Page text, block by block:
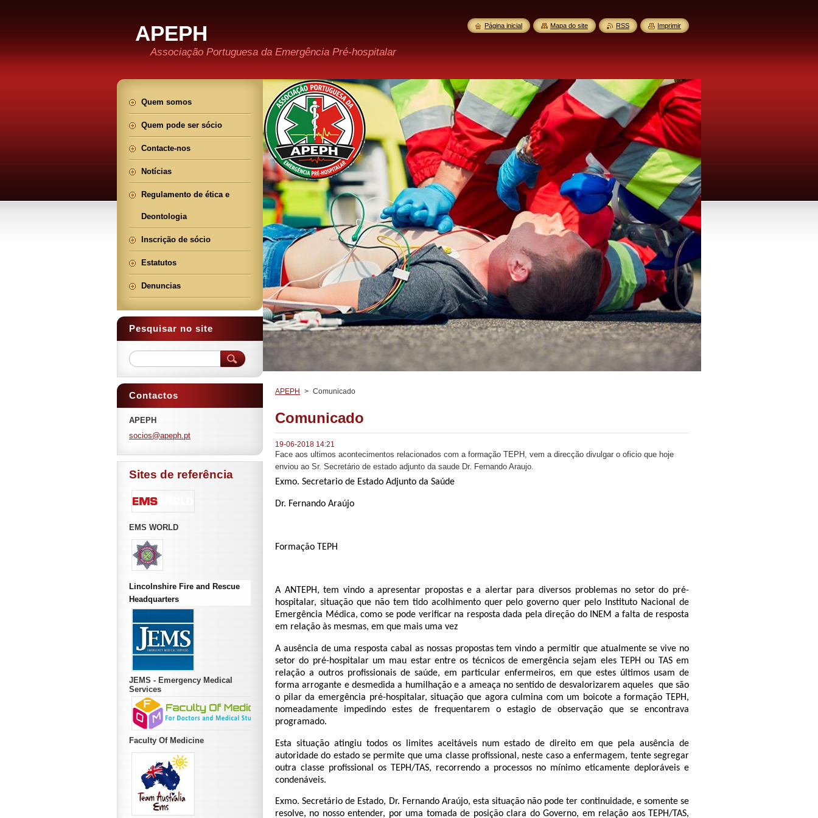
APEPH
Associação Portuguesa da Emergência Pré-hospitalar
APEPH > Comunicado
Comunicado
19-06-2018 14:21
Face aos ultimos acontecimentos relacionados com a formação TEPH, vem a direcção divulgar o oficio que hoje
enviou ao Sr. Secretário de estado adjunto da saude Dr. Fernando Araujo.
Exmo. Secretario de Estado Adjunto da Saúde
Dr. Fernando Araújo
Formação TEPH
A ANTEPH, tem vindo a apresentar propostas e a alertar para diversos problemas no setor do pré-
hospitalar, situação que não tem tido acolhimento quer pelo governo quer pelo Instituto Nacional de
Emergência Médica, como se pode verificar na resposta dada pela direção do INEM a falta de resposta
em relação às mesmas, em que mais uma vez
A ausência de uma resposta cabal as nossas propostas tem vindo a permitir que atualmente se vive no
setor do pré-hospitalar um mau estar entre os técnicos de emergência sejam eles TEPH ou TAS em
relação a outros profissionais de saúde, em particular enfermeiros, em que estes últimos usam de
forma arrogante e desmedida a humilhação e a ameaça no sentido de desvalorizarem aqueles que são
o pilar da emergência pré-hospitalar, situação que agora culmina com um boicote a formação TEPH,
nomeadamente impedindo estes de frequentarem o estagio de observação que se encontrava
programado.
Esta situação atingiu todos os limites aceitáveis num estado de direito em que pela ausência de
autoridade do estado se permite que uma classe profissional, neste caso a enfermagem, tente segregar
outra classe profissional os TEPH/TAS, recorrendo a processos no mínimo eticamente deploráveis e
condenáveis.
Exmo. Secretário de Estado, Dr. Fernando Araújo, esta situação não pode ter continuidade, e somente se
resolve, no nosso entender, por uma tomada de posição clara do Governo, em relação aos TEPH/TAS,
Quem somos
Quem pode ser sócio
Contacte-nos
Notícias
Regulamento de ética e
Deontologia
Inscrição de sócio
Estatutos
Denuncias
Pesquisar no site
Contactos
APEPH
socios@apeph.pt
Sites de referência
EMS WORLD
Lincolnshire Fire and Rescue
Headquarters
JEMS - Emergency Medical
Services
Faculty Of Medicine
Página inicial Mapa do site RSS Imprimir